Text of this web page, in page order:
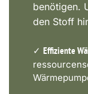
benötigen.
den Stoff
✓ Effiziente